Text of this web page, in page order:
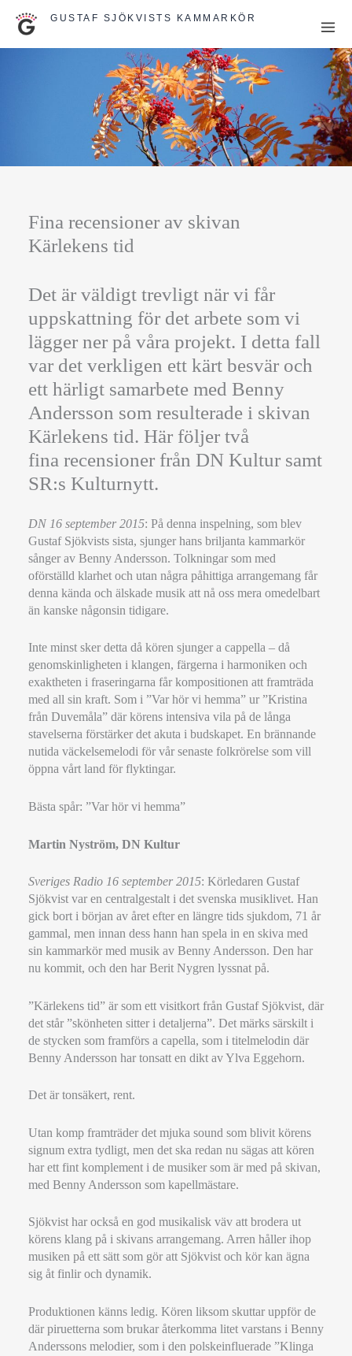
GUSTAF SJÖKVISTS KAMMARKÖR
Fina recensioner av skivan
Kärlekens tid
Det är väldigt trevligt när vi får
uppskattning för det arbete som vi
lägger ner på våra projekt. I detta fall
var det verkligen ett kärt besvär och
ett härligt samarbete med Benny
Andersson som resulterade i skivan
Kärlekens tid. Här följer två
fina recensioner från DN Kultur samt
SR:s Kulturnytt.
DN 16 september 2015: På denna inspelning, som blev
Gustaf Sjökvists sista, sjunger hans briljanta kammarkör
sånger av Benny Andersson. Tolkningar som med
oförställd klarhet och utan några påhittiga arrangemang får
denna kända och älskade musik att nå oss mera omedelbart
än kanske någonsin tidigare.
Inte minst sker detta då kören sjunger a cappella – då
genomskinligheten i klangen, färgerna i harmoniken och
exaktheten i fraseringarna får kompositionen att framträda
med all sin kraft. Som i ”Var hör vi hemma” ur ”Kristina
från Duvemåla” där körens intensiva vila på de långa
stavelserna förstärker det akuta i budskapet. En brännande
nutida väckelsemelodi för vår senaste folkrörelse som vill
öppna vårt land för flyktingar.
Bästa spår: ”Var hör vi hemma”
Martin Nyström, DN Kultur
Sveriges Radio 16 september 2015: Körledaren Gustaf
Sjökvist var en centralgestalt i det svenska musiklivet. Han
gick bort i början av året efter en längre tids sjukdom, 71 år
gammal, men innan dess hann han spela in en skiva med
sin kammarkör med musik av Benny Andersson. Den har
nu kommit, och den har Berit Nygren lyssnat på.
”Kärlekens tid” är som ett visitkort från Gustaf Sjökvist, där
det står ”skönheten sitter i detaljerna”. Det märks särskilt i
de stycken som framförs a capella, som i titelmelodin där
Benny Andersson har tonsatt en dikt av Ylva Eggehorn.
Det är tonsäkert, rent.
Utan komp framträder det mjuka sound som blivit körens
signum extra tydligt, men det ska redan nu sägas att kören
har ett fint komplement i de musiker som är med på skivan,
med Benny Andersson som kapellmästare.
Sjökvist har också en god musikalisk väv att brodera ut
körens klang på i skivans arrangemang. Arren håller ihop
musiken på ett sätt som gör att Sjökvist och kör kan ägna
sig åt finlir och dynamik.
Produktionen känns ledig. Kören liksom skuttar uppför de
där piruetterna som brukar återkomma litet varstans i Benny
Anderssons melodier, som i den polskeinfluerade ”Klinga